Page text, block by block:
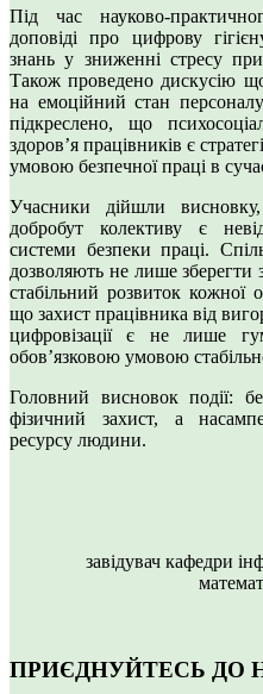
Під час науково-
доповіді про цифрову
знань у зниженні стресу
Також проведено дискусію
на емоційний стан
підкреслено, що
здоров’я працівників є
умовою безпечної праці в
Учасники дійшли
добробут колективу є
системи безпеки праці.
дозволяють не лише зберегти
стабільний розвиток кожної
що захист працівника від
цифровізації є не лише
обов’язковою умовою
Головний висновок події:
фізичний захист, а
ресурсу людини.
завідувач кафедри
ПРИЄДНУЙТЕСЬ ДО